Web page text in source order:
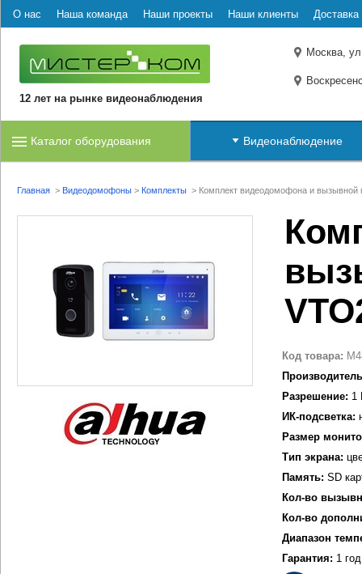
О нас Наша команда Наши проекты Наши клиенты Доставка
12 лет на рынке видеонаблюдения
Москва,
Каталог оборудования Видеонаблюдение
Главная > Видеодомофоны > Комплекты > Комплект видеодомофона и вызывной
Код товара:
Разрешение: 1
ИК-подсветка:
Размер
Тип экрана:
Память: SD
Кол-во
Кол-во
Диапазон
Гарантия: 1 год